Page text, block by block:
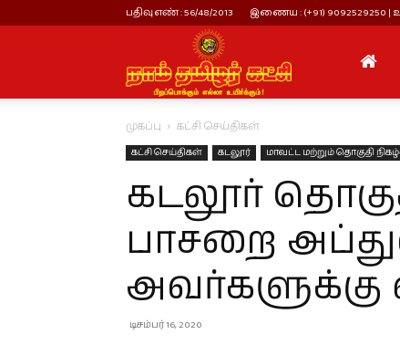
பதிவு எண் : 56/48/2013 இணைய : (+91) 9092529250 |
நாம்
கட்சி
முகப்பு கட்சி செய்திகள்
கட்சி செய்திகள் கடலூர் மாவட்ட மற்றும் தொகுதி
கடலூர்
பாசறை
டிசம்பர் 16, 2020